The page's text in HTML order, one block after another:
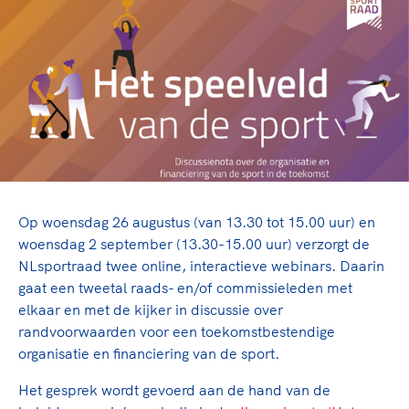
Sportonderzoek
Sportakkoord II
Game Changer
Olympische geschiedenis
Nieuwspagina
Columns
Sport gaat niet vanzelf
Veilige en integere sport
Diversiteit en inclusie
Gezonde sportomgeving
Duurzaamheid
Bekwaam sportkader
Clubacties
Handboek Wet- en Regelgeving
Opleidingen en trainingen
High5 Stappenplan
Ruimte voor sport
TeamNL Academie Kalender
Kennisaanbod TeamNL Experts
TeamNL Sport Science Centre
Olympische Spelen LA28
Europese Spelen Istanbul 2027
Topsportbeleid
Topsportfinanciering
Maatschappelijke waarde topsport
Top teamsportcompetities
Op woensdag 26 augustus (van 13.30 tot 15.00 uur) en
woensdag 2 september (13.30-15.00 uur) verzorgt de
NLsportraad twee online, interactieve webinars. Daarin
gaat een tweetal raads- en/of commissieleden met
elkaar en met de kijker in discussie over
randvoorwaarden voor een toekomstbestendige
organisatie en financiering van de sport.
Het gesprek wordt gevoerd aan de hand van de